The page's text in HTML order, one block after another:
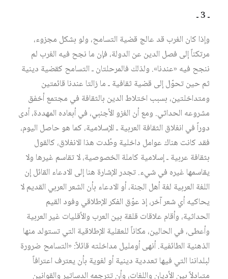
ـ 3 ـ
وإذا كان الغرب قد عالج قضية التسامح، ولو بشكل مجزوء،
مرتكناً إلى فصل الدين عن الدولة، فإن ما نجح فيه الغرب لم
ننجح فيه «عندنا». ولذلك فالمرحلتان ـ التسامح كقضية دينية
ثم حين تحوّل إلى قضية ثقافية ـ ما زالتا عندنا قائمتين
ومتداخلتين، بسبب اختلاط الدين بالثقافة في مجتمع أخفق
مشروعه الحداثي. ومع أن الغزو الأجنبي، في أبعاده المهددة، أدى
دوراً في انغلاق الثقافة العربية ـ الإسلامية، كما هو حاصل اليوم،
فقد كانت هناك عوامل داخلية وطّدت هذا الانغلاق، كالقول
بثقافة عربية ـ إسلامية كاملة الخصوصية، لا تقاسم غيرها ولا
يقاسمها غيره في شيء. تجدر الإشارة هنا إلى الادعاء القائل إن
اللغة العربية لغة أهل الجنة، أو الادعاء بأن الشعر العربي القديم لا
يحاكيه أي شعر آخر، إذ عوّق الفكر الإطلاقي وفود القيم
الحداثية، وأقام علاقات قلقة بين العرب والأقليات غير العربية
وأعطى، في الحالين، مكاناً للعقلية الإطلاقية التي تستولد منها
الذهنية الطائفية. أنهى أومليل مداخلته قائلاً: «التسامح ضرورة
لبلداننا التي فيها تعددية دينية أو لغوية بأن يعترف اعترافاً